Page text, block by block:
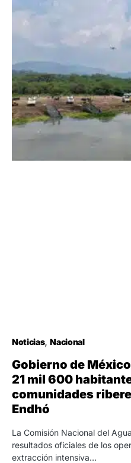
Noticias Nacional
Gobierno de
21 mil 600
comunidades
Endhó
La Comisión Nacional del
resultados oficiales de los
extracción intensiva…